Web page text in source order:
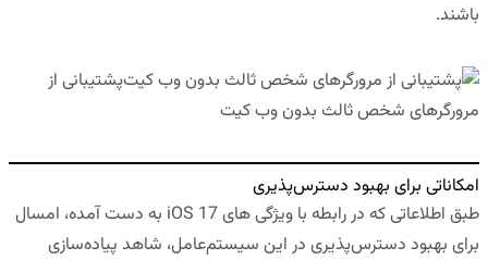
باشند.
پشتیبانی از
مرورگرهای شخص ثالث بدون وب کیت
امکاناتی برای بهبود دسترس‌پذیری
طبق اطلاعاتی که در رابطه با ویژگی های iOS 17 به دست آمده، امسال
برای بهبود دسترس‌پذیری در این سیستم‌عامل، شاهد پیاده‌سازی